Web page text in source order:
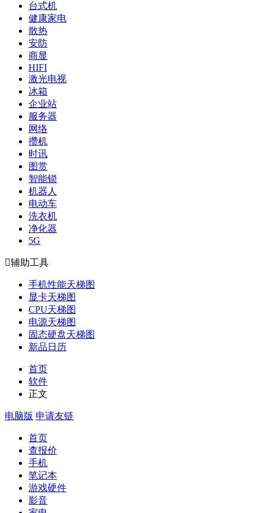
台式机
健康家电
散热
安防
商显
HIFI
激光电视
冰箱
企业站
服务器
网络
攒机
时讯
图赏
智能锁
机器人
电动车
洗衣机
净化器
5G
辅助工具
手机性能天梯图
显卡天梯图
CPU天梯图
电源天梯图
固态硬盘天梯图
新品日历
首页
软件
正文
电脑版 申请友链
首页
查报价
手机
笔记本
游戏硬件
影音